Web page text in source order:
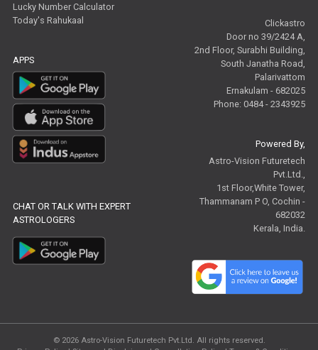
Lucky Number Calculator
Today's Rahukaal
APPS
CHAT OR TALK WITH EXPERT
ASTROLOGERS
Clickastro
Door no 39/2424 A,
2nd Floor, Surabhi Building,
South Janatha Road,
Palarivattom
Ernakulam - 682025
Phone: 0484 - 2343925
Powered By,
Astro-Vision Futuretech
Pvt.Ltd.,
1st Floor,White Tower,
Thammanam P O, Cochin -
682032
Kerala, India.
© 2026 Astro-Vision Futuretech Pvt.Ltd. All rights reserved.